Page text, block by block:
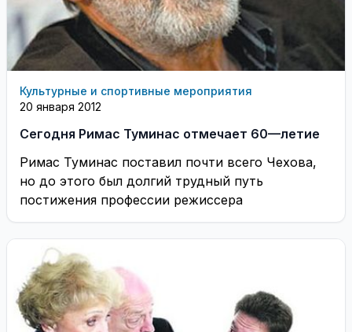
Культурные и спортивные мероприятия
20 января 2012
Сегодня Римас Туминас отмечает 60—летие
Римас Туминас поставил почти всего Чехова,
но до этого был долгий трудный путь
постижения профессии режиссера